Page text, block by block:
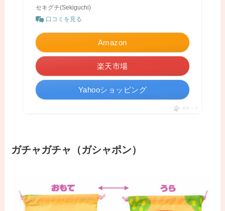
セキグチ(Sekiguchi)
口コミを見る
Amazon
楽天市場
Yahooショッピング
ポチップ
ガチャガチャ（ガシャポン）